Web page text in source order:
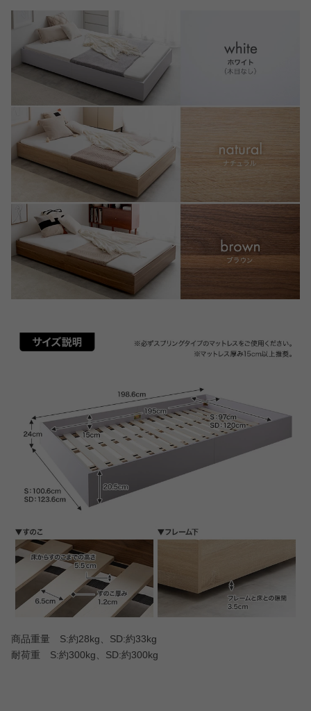
商品重量 S:約28kg、SD:約33kg
耐荷重 S:約300kg、SD:約300kg